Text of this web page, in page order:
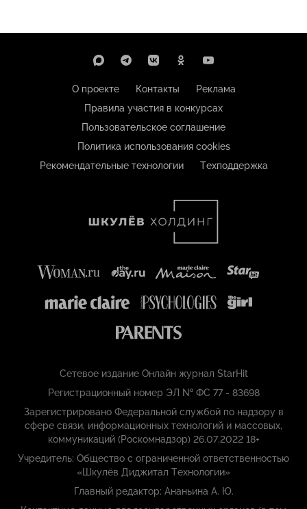
О проекте Контакты
Реклама
Правила участия в конкурсах
Пользовательское соглашение
Политика использования cookies
Рекомендательные технологии
Техподдержка
Сетевое издание Онлайн журнал StarHit
Регистрационный номер ЭЛ № ФС 77 - 83698
Зарегистрировано Федеральной службой по надзору в
сфере связи, информационных технологий и массовых,
коммуникаций (Роскомнадзор) 26.07.2022 18+
Учредитель: Общество с ограниченной ответственностью
«Шкулёв Диджитал Технологии»
Главный редактор: Ананьина А. Ю.